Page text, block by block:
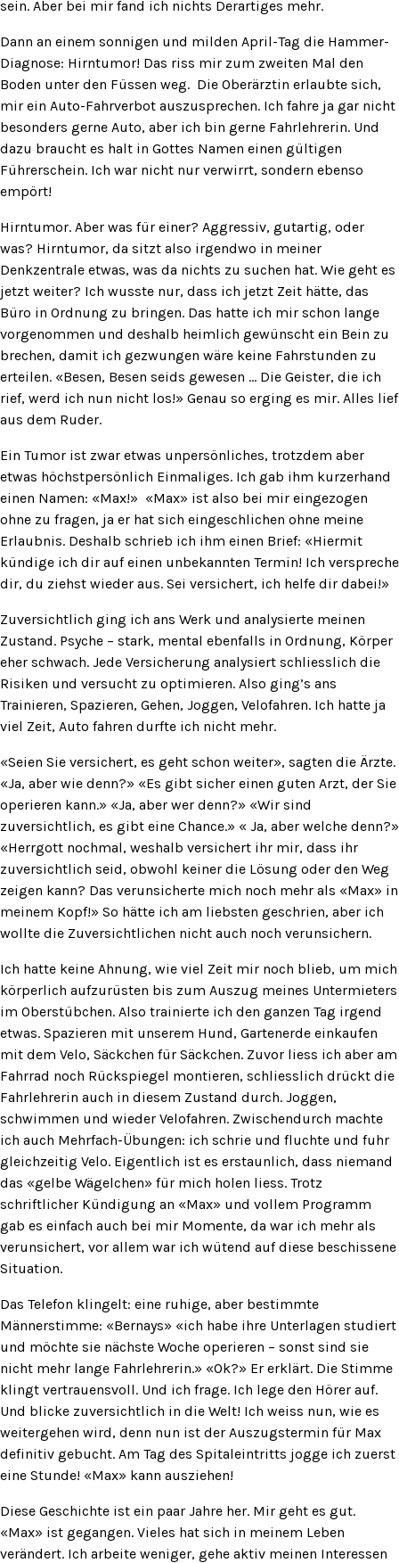
sein. Aber bei mir fand ich nichts Derartiges mehr.
Dann an einem sonnigen und milden April-Tag die Hammer-
Diagnose: Hirntumor! Das riss mir zum zweiten Mal den
Boden unter den Füssen weg. Die Oberärztin erlaubte sich,
mir ein Auto-Fahrverbot auszusprechen. Ich fahre ja gar nicht
besonders gerne Auto, aber ich bin gerne Fahrlehrerin. Und
dazu braucht es halt in Gottes Namen einen gültigen
Führerschein. Ich war nicht nur verwirrt, sondern ebenso
empört!
Hirntumor. Aber was für einer? Aggressiv, gutartig, oder
was? Hirntumor, da sitzt also irgendwo in meiner
Denkzentrale etwas, was da nichts zu suchen hat. Wie geht es
jetzt weiter? Ich wusste nur, dass ich jetzt Zeit hätte, das
Büro in Ordnung zu bringen. Das hatte ich mir schon lange
vorgenommen und deshalb heimlich gewünscht ein Bein zu
brechen, damit ich gezwungen wäre keine Fahrstunden zu
erteilen. «Besen, Besen seids gewesen … Die Geister, die ich
rief, werd ich nun nicht los!» Genau so erging es mir. Alles lief
aus dem Ruder.
Ein Tumor ist zwar etwas unpersönliches, trotzdem aber
etwas höchstpersönlich Einmaliges. Ich gab ihm kurzerhand
einen Namen: «Max!» «Max» ist also bei mir eingezogen
ohne zu fragen, ja er hat sich eingeschlichen ohne meine
Erlaubnis. Deshalb schrieb ich ihm einen Brief: «Hiermit
kündige ich dir auf einen unbekannten Termin! Ich verspreche
dir, du ziehst wieder aus. Sei versichert, ich helfe dir dabei!»
Zuversichtlich ging ich ans Werk und analysierte meinen
Zustand. Psyche – stark, mental ebenfalls in Ordnung, Körper
eher schwach. Jede Versicherung analysiert schliesslich die
Risiken und versucht zu optimieren. Also ging’s ans
Trainieren, Spazieren, Gehen, Joggen, Velofahren. Ich hatte ja
viel Zeit, Auto fahren durfte ich nicht mehr.
«Seien Sie versichert, es geht schon weiter», sagten die Ärzte.
«Ja, aber wie denn?» «Es gibt sicher einen guten Arzt, der Sie
operieren kann.» «Ja, aber wer denn?» «Wir sind
zuversichtlich, es gibt eine Chance.» « Ja, aber welche denn?»
«Herrgott nochmal, weshalb versichert ihr mir, dass ihr
zuversichtlich seid, obwohl keiner die Lösung oder den Weg
zeigen kann? Das verunsicherte mich noch mehr als «Max» in
meinem Kopf!» So hätte ich am liebsten geschrien, aber ich
wollte die Zuversichtlichen nicht auch noch verunsichern.
Ich hatte keine Ahnung, wie viel Zeit mir noch blieb, um mich
körperlich aufzurüsten bis zum Auszug meines Untermieters
im Oberstübchen. Also trainierte ich den ganzen Tag irgend
etwas. Spazieren mit unserem Hund, Gartenerde einkaufen
mit dem Velo, Säckchen für Säckchen. Zuvor liess ich aber am
Fahrrad noch Rückspiegel montieren, schliesslich drückt die
Fahrlehrerin auch in diesem Zustand durch. Joggen,
schwimmen und wieder Velofahren. Zwischendurch machte
ich auch Mehrfach-Übungen: ich schrie und fluchte und fuhr
gleichzeitig Velo. Eigentlich ist es erstaunlich, dass niemand
das «gelbe Wägelchen» für mich holen liess. Trotz
schriftlicher Kündigung an «Max» und vollem Programm
gab es einfach auch bei mir Momente, da war ich mehr als
verunsichert, vor allem war ich wütend auf diese beschissene
Situation.
Das Telefon klingelt: eine ruhige, aber bestimmte
Männerstimme: «Bernays» «ich habe ihre Unterlagen studiert
und möchte sie nächste Woche operieren – sonst sind sie
nicht mehr lange Fahrlehrerin.» «Ok?» Er erklärt. Die Stimme
klingt vertrauensvoll. Und ich frage. Ich lege den Hörer auf.
Und blicke zuversichtlich in die Welt! Ich weiss nun, wie es
weitergehen wird, denn nun ist der Auszugstermin für Max
definitiv gebucht. Am Tag des Spitaleintritts jogge ich zuerst
eine Stunde! «Max» kann ausziehen!
Diese Geschichte ist ein paar Jahre her. Mir geht es gut.
«Max» ist gegangen. Vieles hat sich in meinem Leben
verändert. Ich arbeite weniger, gehe aktiv meinen Interessen